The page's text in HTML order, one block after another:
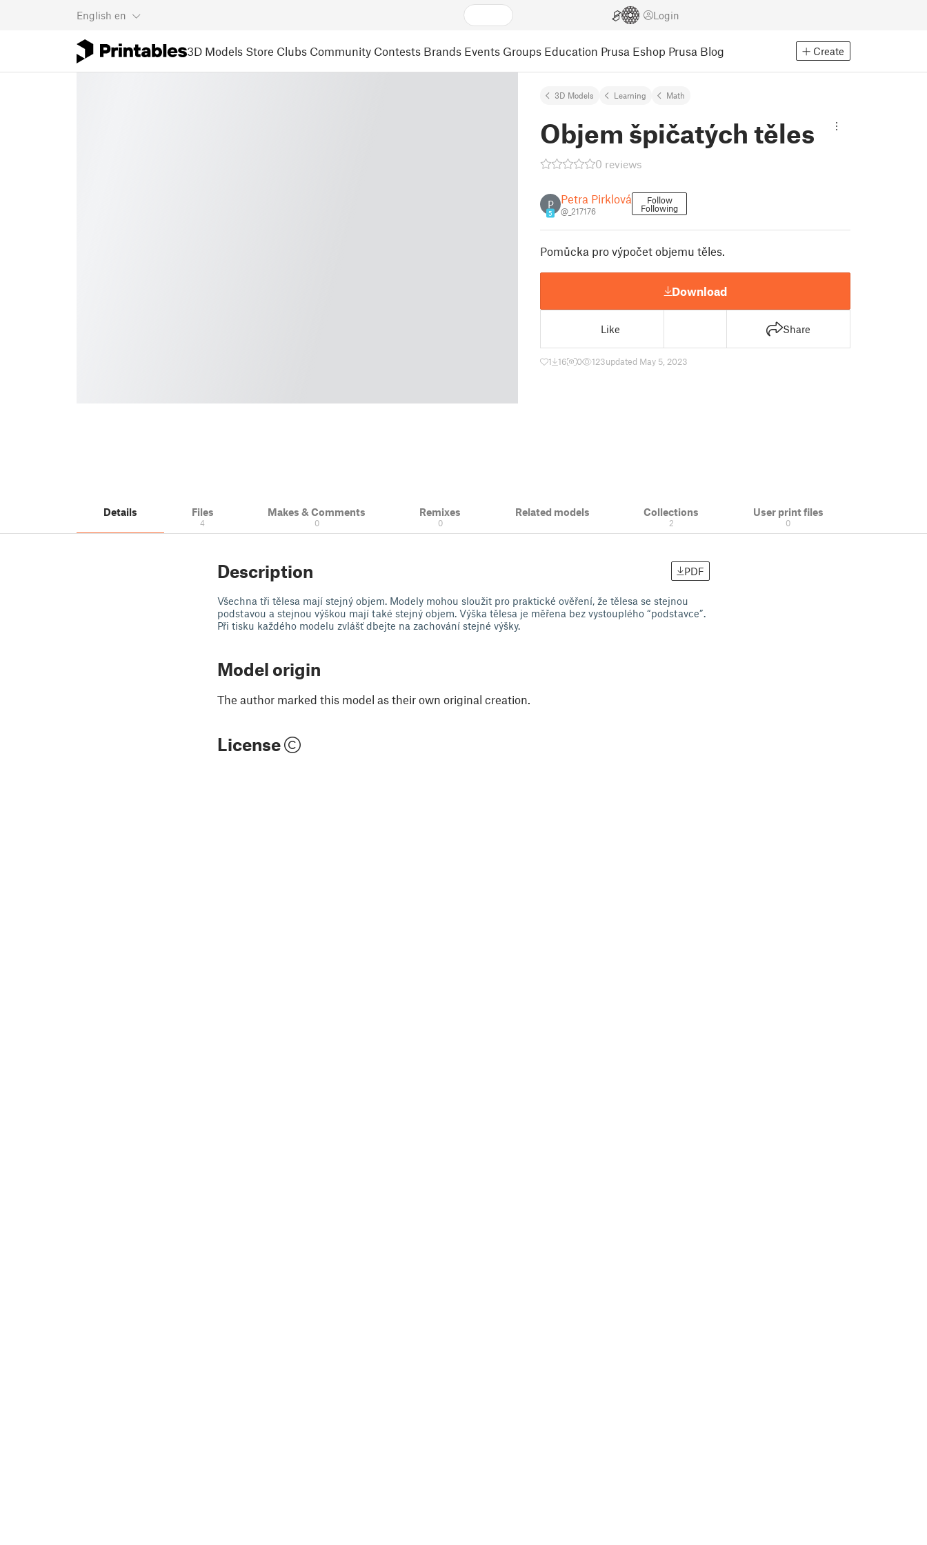
English en Login
3D Models Store Clubs Community Contests Brands Events Groups Education Prusa Eshop Prusa Blog Create
3D Models Learning Math
Objem špičatých těles
0 reviews
P
5
Petra Pirklová
@_217176
Follow
Following
Pomůcka pro výpočet objemu těles.
Download
Like Share
1 16 0 123updated May 5, 2023
Details Files
4
Makes & Comments
0
Remixes
0
Related models Collections
2
User print files
0
Description PDF
Všechna tři tělesa mají stejný objem. Modely mohou sloužit pro praktické ověření, že tělesa se stejnou
podstavou a stejnou výškou mají také stejný objem. Výška tělesa je měřena bez vystouplého “podstavce”.
Při tisku každého modelu zvlášť dbejte na zachování stejné výšky.
Model origin
The author marked this model as their own original creation.
License